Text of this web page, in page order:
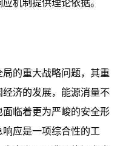
机制提供理论依据。
的重大战略问题，其重
济的发展，能源消量不
临着更为严峻的安全形
应是一项综合性的工